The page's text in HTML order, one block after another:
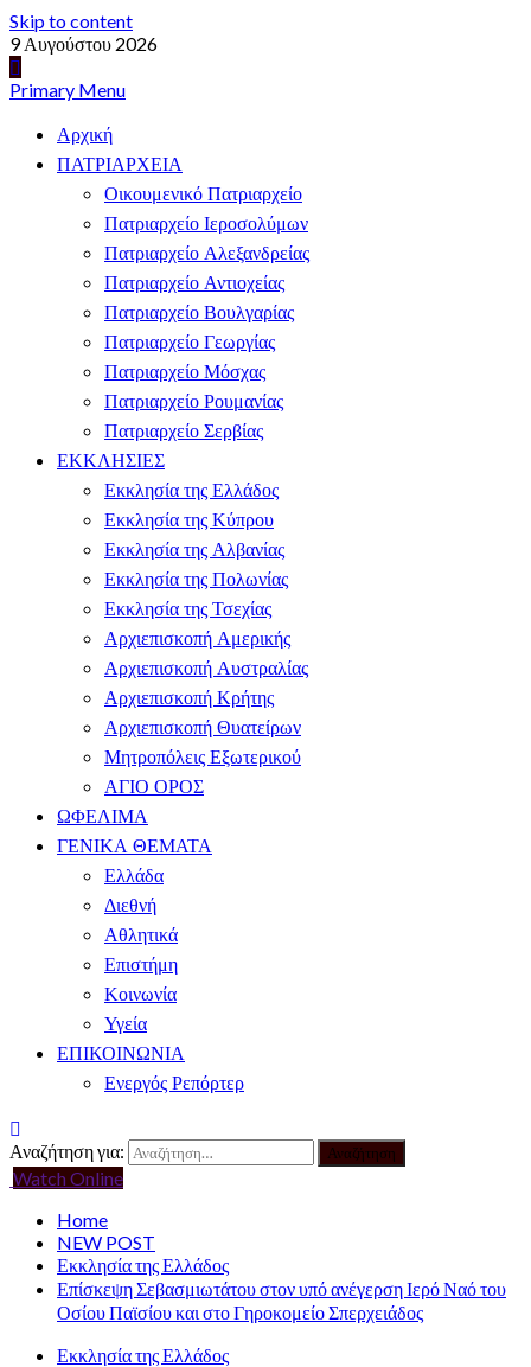
Skip to content
9 Αυγούστου 2026
Primary Menu
Αρχική
ΠΑΤΡΙΑΡΧΕΙΑ
Οικουμενικό Πατριαρχείο
Πατριαρχείο Ιεροσολύμων
Πατριαρχείο Αλεξανδρείας
Πατριαρχείο Αντιοχείας
Πατριαρχείο Βουλγαρίας
Πατριαρχείο Γεωργίας
Πατριαρχείο Μόσχας
Πατριαρχείο Ρουμανίας
Πατριαρχείο Σερβίας
ΕΚΚΛΗΣΙΕΣ
Εκκλησία της Ελλάδος
Εκκλησία της Κύπρου
Εκκλησία της Αλβανίας
Εκκλησία της Πολωνίας
Εκκλησία της Τσεχίας
Αρχιεπισκοπή Αμερικής
Αρχιεπισκοπή Αυστραλίας
Αρχιεπισκοπή Κρήτης
Αρχιεπισκοπή Θυατείρων
Μητροπόλεις Εξωτερικού
ΑΓΙΟ ΟΡΟΣ
ΩΦΕΛΙΜΑ
ΓΕΝΙΚΑ ΘΕΜΑΤΑ
Ελλάδα
Διεθνή
Αθλητικά
Επιστήμη
Κοινωνία
Υγεία
ΕΠΙΚΟΙΝΩΝΙΑ
Ενεργός Ρεπόρτερ
Αναζήτηση για:
Watch Online
Home
NEW POST
Εκκλησία της Ελλάδος
Επίσκεψη Σεβασμιωτάτου στον υπό ανέγερση Ιερό Ναό του
Οσίου Παϊσίου και στο Γηροκομείο Σπερχειάδος
Εκκλησία της Ελλάδος